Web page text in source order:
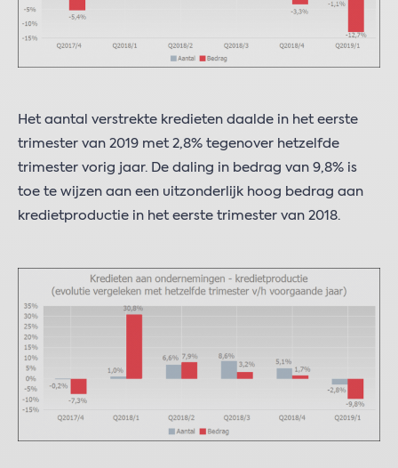
Het aantal verstrekte kredieten daalde in het eerste
trimester van 2019 met 2,8% tegenover hetzelfde
trimester vorig jaar. De daling in bedrag van 9,8% is
toe te wijzen aan een uitzonderlijk hoog bedrag aan
kredietproductie in het eerste trimester van 2018.